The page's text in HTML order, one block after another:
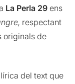
La Perla 29 ens
respectant
originals de
del text que